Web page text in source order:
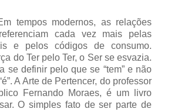
tempos modernos, as relações
cada vez mais pelas
e pelos códigos de consumo.
do Ter pelo Ter, o Ser se esvazia.
se definir pelo que se “tem” e não
A Arte de Pertencer, do professor
Fernando Moraes, é um livro
O simples fato de ser parte de